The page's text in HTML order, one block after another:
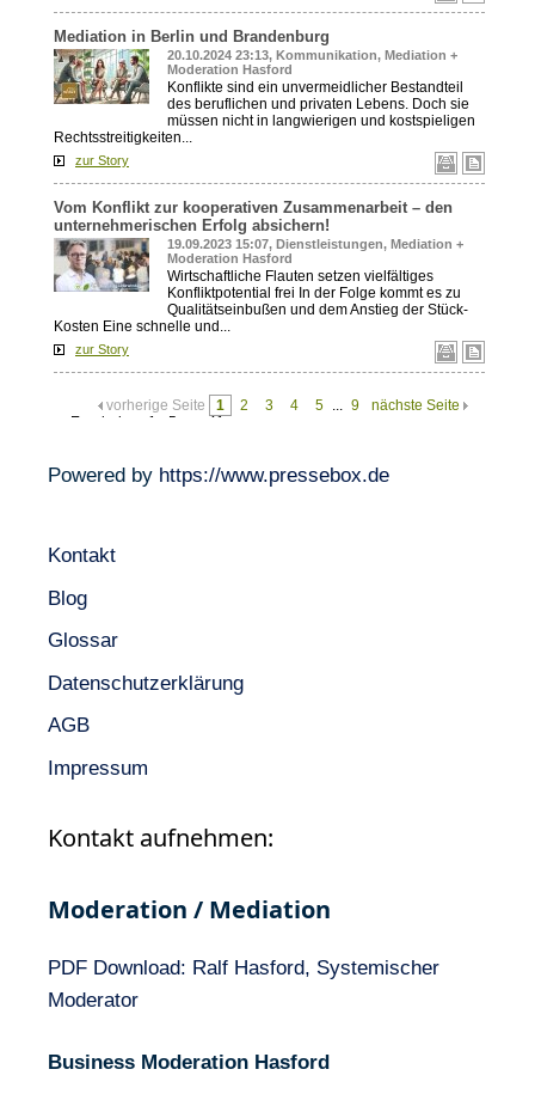
Powered by https://www.pressebox.de
Kontakt
Blog
Glossar
Datenschutzerklärung
AGB
Impressum
Kontakt aufnehmen:
Moderation / Mediation
PDF Download: Ralf Hasford, Systemischer
Moderator
Business Moderation Hasford